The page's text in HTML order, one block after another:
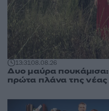
13:3108.08.26
Δυο μαύρα
πρώτα πλάνα της νέας